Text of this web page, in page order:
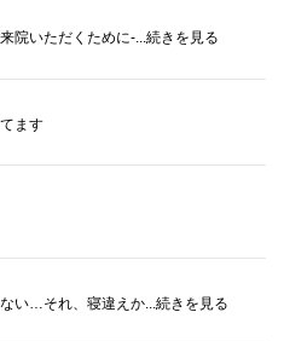
院いただくために-...続きを見る
ます
ない…それ、寝違えか...続きを見る